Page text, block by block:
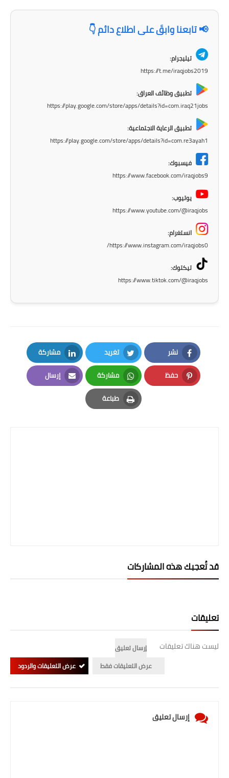
المرحلة الابتدائية
المرحلة المتوسطة
اخبار وقرارات وزارة التعليم
استمارة القبول المركزي
📢 تابعنا وابقَ على اطلاع دائم 👇
تيليجرام:
https://t.me/iraqjobs2019
تطبيق وظائف العراق:
https://play.google.com/store/apps/details?id=com.iraq21jobs
تطبيق الرعاية الاجتماعية:
https://play.google.com/store/apps/details?id=com.re3ayah1
فيسبوك:
https://www.facebook.com/iraqjobs9
يوتيوب:
https://www.youtube.com/@iraqjobs
انستغرام:
https://www.instagram.com/iraqjobs0/
تيكتوك:
https://www.tiktok.com/@iraqjobs
نشر
Facebook
تغريد
Twitter
مشاركة
LinkedIn
حفظ
Pinterest
مشاركة
Whatsapp
إرسال
Email
طباعة
Print
قد تُعجبك هذه المشاركات
تعليقات
ليست هناك تعليقات
إرسال تعليق
عرض التعليقات فقط
عرض التعليقات والردود
إرسال تعليق